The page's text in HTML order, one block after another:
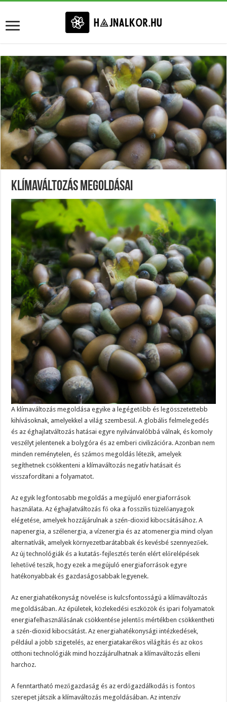
Klímaváltozás Megoldásai
A klímaváltozás megoldása egyike a legégetőbb és legösszetettebb
kihívásoknak, amelyekkel a világ szembesül. A globális felmelegedés
és az éghajlatváltozás hatásai egyre nyilvánvalóbbá válnak, és komoly
veszélyt jelentenek a bolygóra és az emberi civilizációra. Azonban nem
minden reménytelen, és számos megoldás létezik, amelyek
segíthetnek csökkenteni a klímaváltozás negatív hatásait és
visszafordítani a folyamatot.
Az egyik legfontosabb megoldás a megújuló energiaforrások
használata. Az éghajlatváltozás fő oka a fosszilis tüzelőanyagok
elégetése, amelyek hozzájárulnak a szén-dioxid kibocsátásához. A
napenergia, a szélenergia, a vízenergia és az atomenergia mind olyan
alternatívák, amelyek környezetbarátabbak és kevésbé szennyezőek.
Az új technológiák és a kutatás-fejlesztés terén elért előrelépések
lehetővé teszik, hogy ezek a megújuló energiaforrások egyre
hatékonyabbak és gazdaságosabbak legyenek.
Az energiahatékonyság növelése is kulcsfontosságú a klímaváltozás
megoldásában. Az épületek, közlekedési eszközök és ipari folyamatok
energiafelhasználásának csökkentése jelentős mértékben csökkentheti
a szén-dioxid kibocsátást. Az energiahatékonysági intézkedések,
például a jobb szigetelés, az energiatakarékos világítás és az okos
otthoni technológiák mind hozzájárulhatnak a klímaváltozás elleni
harchoz.
A fenntartható mezőgazdaság és az erdőgazdálkodás is fontos
szerepet játszik a klímaváltozás megoldásában. Az intenzív